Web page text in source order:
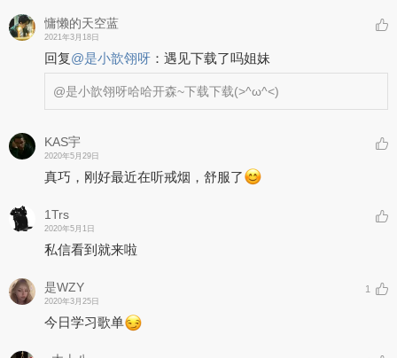
慵懒的天空蓝
2021年3月18日
回复@是小歆翎呀 ： 遇见下载了吗姐妹
@是小歆翎呀哈哈开森~下载下载(>^ω^<)
KAS宇
2020年5月29日
真巧，刚好最近在听戒烟，舒服了
1Trs
2020年5月1日
私信看到就来啦
是WZY
2020年3月25日
1
今日学习歌单